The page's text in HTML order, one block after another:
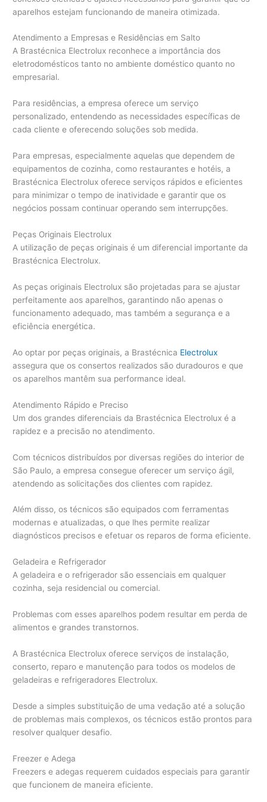
aparelhos estejam funcionando de maneira otimizada.
Atendimento a Empresas e Residências em Salto
A Brastécnica Electrolux reconhece a importância dos
eletrodomésticos tanto no ambiente doméstico quanto no
empresarial.
Para residências, a empresa oferece um serviço
personalizado, entendendo as necessidades específicas de
cada cliente e oferecendo soluções sob medida.
Para empresas, especialmente aquelas que dependem de
equipamentos de cozinha, como restaurantes e hotéis, a
Brastécnica Electrolux oferece serviços rápidos e eficientes
para minimizar o tempo de inatividade e garantir que os
negócios possam continuar operando sem interrupções.
Peças Originais Electrolux
A utilização de peças originais é um diferencial importante da
Brastécnica Electrolux.
As peças originais Electrolux são projetadas para se ajustar
perfeitamente aos aparelhos, garantindo não apenas o
funcionamento adequado, mas também a segurança e a
eficiência energética.
Ao optar por peças originais, a Brastécnica Electrolux
assegura que os consertos realizados são duradouros e que
os aparelhos mantêm sua performance ideal.
Atendimento Rápido e Preciso
Um dos grandes diferenciais da Brastécnica Electrolux é a
rapidez e a precisão no atendimento.
Com técnicos distribuídos por diversas regiões do interior de
São Paulo, a empresa consegue oferecer um serviço ágil,
atendendo as solicitações dos clientes com rapidez.
Além disso, os técnicos são equipados com ferramentas
modernas e atualizadas, o que lhes permite realizar
diagnósticos precisos e efetuar os reparos de forma eficiente.
Geladeira e Refrigerador
A geladeira e o refrigerador são essenciais em qualquer
cozinha, seja residencial ou comercial.
Problemas com esses aparelhos podem resultar em perda de
alimentos e grandes transtornos.
A Brastécnica Electrolux oferece serviços de instalação,
conserto, reparo e manutenção para todos os modelos de
geladeiras e refrigeradores Electrolux.
Desde a simples substituição de uma vedação até a solução
de problemas mais complexos, os técnicos estão prontos para
resolver qualquer desafio.
Freezer e Adega
Freezers e adegas requerem cuidados especiais para garantir
que funcionem de maneira eficiente.